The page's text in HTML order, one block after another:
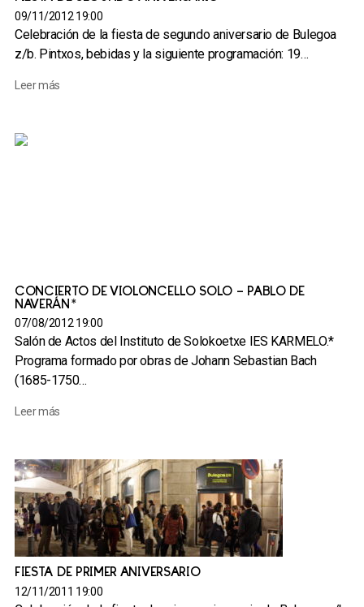
09/11/2012 19:00
Celebración de la fiesta de segundo aniversario de Bulegoa
z/b. Pintxos, bebidas y la siguiente programación: 19…
Leer más
CONCIERTO DE VIOLONCELLO SOLO – PABLO DE
NAVERÁN*
07/08/2012 19:00
Salón de Actos del Instituto de Solokoetxe IES KARMELO.*
Programa formado por obras de Johann Sebastian Bach
(1685-1750…
Leer más
FIESTA DE PRIMER ANIVERSARIO
12/11/2011 19:00